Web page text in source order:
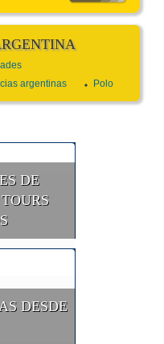
argentinas Polo
DE
DESDE